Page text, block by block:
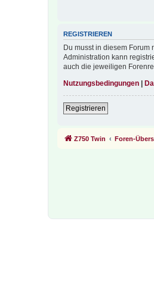
REGISTRIEREN
Du musst in diesem
Administration kann
auch die jeweiligen
Nutzungsbedingungen
Registrieren
Z750 Twin Foren-